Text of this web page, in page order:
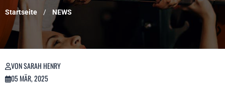
Startseite NEWS
VON SARAH HENRY
05 MÄR, 2025